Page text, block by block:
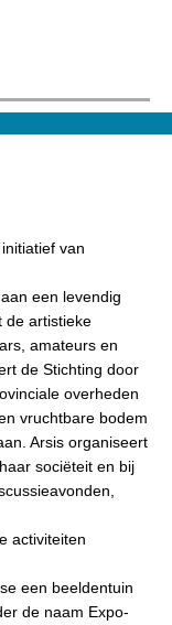
van
een levendig
de artistieke
amateurs en
de Stichting door
overheden
vruchtbare bodem
Arsis organiseert
sociëteit en bij
activiteiten
een beeldentuin
de naam Expo-